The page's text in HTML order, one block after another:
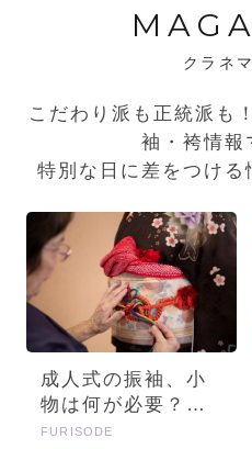
クラネ
こだわり派も正統派も
袖・袴情
特別な日に差をつける
成人式の振袖、小
物は何が必要？画
像とセットで詳し
FURISODE